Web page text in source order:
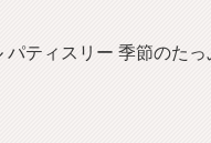
ティスリー 季節のた